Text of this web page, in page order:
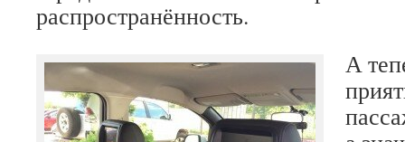
распространённость.
А